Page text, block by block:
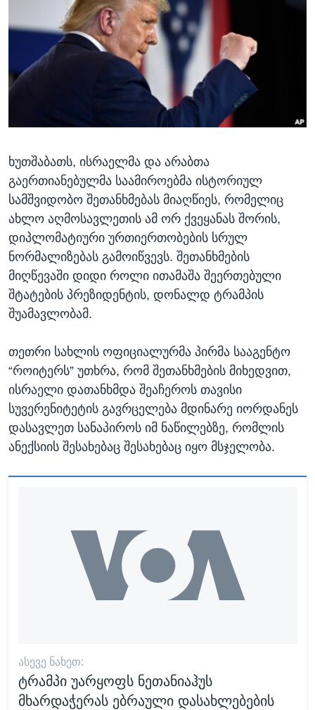
ᲡᲢᲣᲓᲘᲐ ᲕᲐᲨᲘᲜᲒᲢᲝᲜᲘ
ᲔᲙᲝᲜᲝᲛᲘᲙᲐ
ᲯᲐᲜᲛᲠᲗᲔᲚᲝᲑᲐ
ᲛᲔᲪᲜᲘᲔᲠᲔᲑᲐ
ᲓᲔᲖᲘᲜᲤᲝᲠᲛᲐᲪᲘᲐ
Learning English
ᲗᲕᲐᲚᲘ ᲒᲕᲐᲓᲔᲕᲜᲔᲗ
ენები
ხუთშაბათს, ისრაელმა და არაბთა
გაერთიანებულმა საამიროებმა ისტორიულ
სამშვიდობო შეთანხმებას მიაღწიეს, რომელიც
ახლო აღმოსავლეთის ამ ორ ქვეყანას შორის,
დიპლომატიური ურთიერთობების სრულ
ნორმალიზებას გამოიწვევს. შეთანხმების
მიღწევაში დიდი როლი ითამაშა შეერთებული
შტატების პრეზიდენტის, დონალდ ტრამპის
შუამავლობამ.
თეთრი სახლის ოფიციალურმა პირმა სააგენტო
“როიტერს” უთხრა, რომ შეთანხმების მიხედვით,
ისრაელი დათანხმდა შეაჩეროს თავისი
სუვერენიტეტის გავრცელება მდინარე იორდანეს
დასავლეთ სანაპიროს იმ ნაწილებზე, რომლის
ანექსიის შესახებაც შესახებაც იყო მსჯელობა.
ᲐᲡᲔᲕᲔ ᲜᲐᲮᲔᲗ:
ტრამპი უარყოფს ნეთანიაჰუს
მხარდაჭერას ებრაული დასახლებების